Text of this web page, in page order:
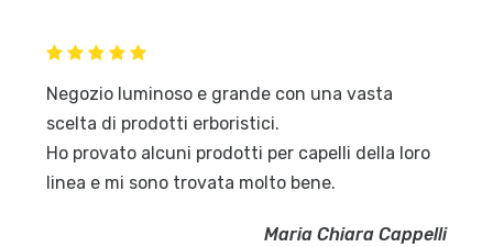
Negozio luminoso e grande con una vasta
scelta di prodotti erboristici.
Ho provato alcuni prodotti per capelli della loro
linea e mi sono trovata molto bene.
Maria Chiara Cappelli